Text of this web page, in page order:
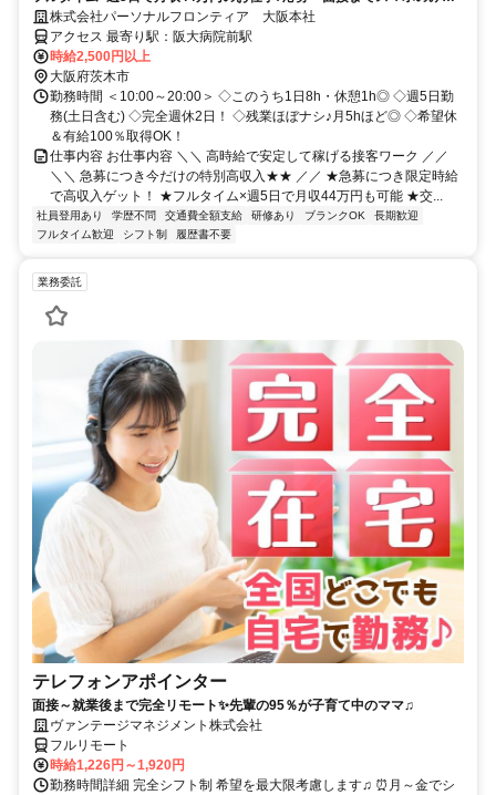
完結！履歴書不要◎
株式会社パーソナルフロンティア 大阪本社
アクセス 最寄り駅：阪大病院前駅
時給2,500円以上
大阪府茨木市
勤務時間 ＜10:00～20:00＞ ◇このうち1日8h・休憩1h◎ ◇週5日勤
務(土日含む) ◇完全週休2日！ ◇残業ほぼナシ♪月5hほど◎ ◇希望休
＆有給100％取得OK！
仕事内容 お仕事内容 ＼＼ 高時給で安定して稼げる接客ワーク ／／
＼＼ 急募につき今だけの特別高収入★★ ／／ ★急募につき限定時給
で高収入ゲット！ ★フルタイム×週5日で月収44万円も可能 ★交...
社員登用あり 学歴不問 交通費全額支給 研修あり ブランクOK
長期歓迎
フルタイム歓迎
シフト制 履歴書不要
業務委託
テレフォンアポインター
面接～就業後まで完全リモート✨先輩の95％が子育て中のママ♫
ヴァンテージマネジメント株式会社
フルリモート
時給1,226円～1,920円
勤務時間詳細 完全シフト制 希望を最大限考慮します♫ ⏰月～金でシ